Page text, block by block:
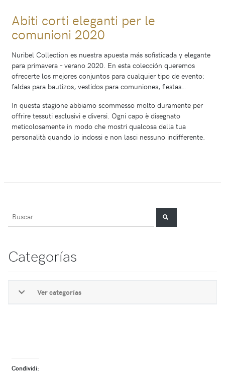
Abiti corti eleganti per le
comunioni 2020
Nuribel Collection es nuestra apuesta más sofisticada y elegante
para primavera – verano 2020. En esta colección queremos
ofrecerte los mejores conjuntos para cualquier tipo de evento:
faldas para bautizos, vestidos para comuniones, fiestas…
In questa stagione abbiamo scommesso molto duramente per
offrire tessuti esclusivi e diversi. Ogni capo è disegnato
meticolosamente in modo che mostri qualcosa della tua
personalità quando lo indossi e non lasci nessuno indifferente.
Categorías
Ver categorías
Condividi: